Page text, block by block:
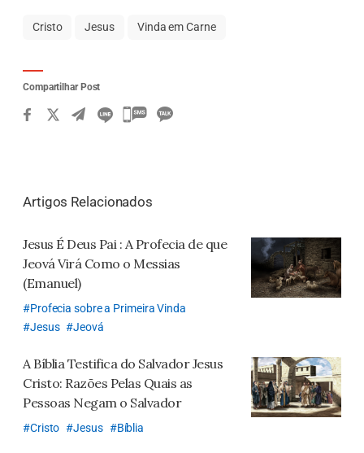
Cristo Jesus Vinda em Carne
Compartilhar Post
카
하
Artigos Relacionados
Jesus É Deus Pai : A Profecia de que
Jeová Virá Como o Messias
(Emanuel)
Profecia sobre a Primeira Vinda
Jesus
Jeová
A Bíblia Testifica do Salvador Jesus
Cristo: Razões Pelas Quais as
Pessoas Negam o Salvador
Cristo Jesus Bíblia